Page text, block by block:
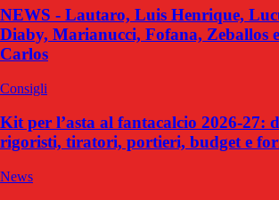
NEWS - Lautaro, Luis Henrique,
Diaby, Marianucci, Fofana, Zeballos
Carlos
Consigli
Kit per l’asta al fantacalcio 2026-27:
rigoristi, tiratori, portieri, budget e
News